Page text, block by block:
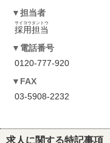
担当者
採用担当
サイヨウタントウ
電話番号
0120-777-920
FAX
03-5908-2232
求人に関する特記事項